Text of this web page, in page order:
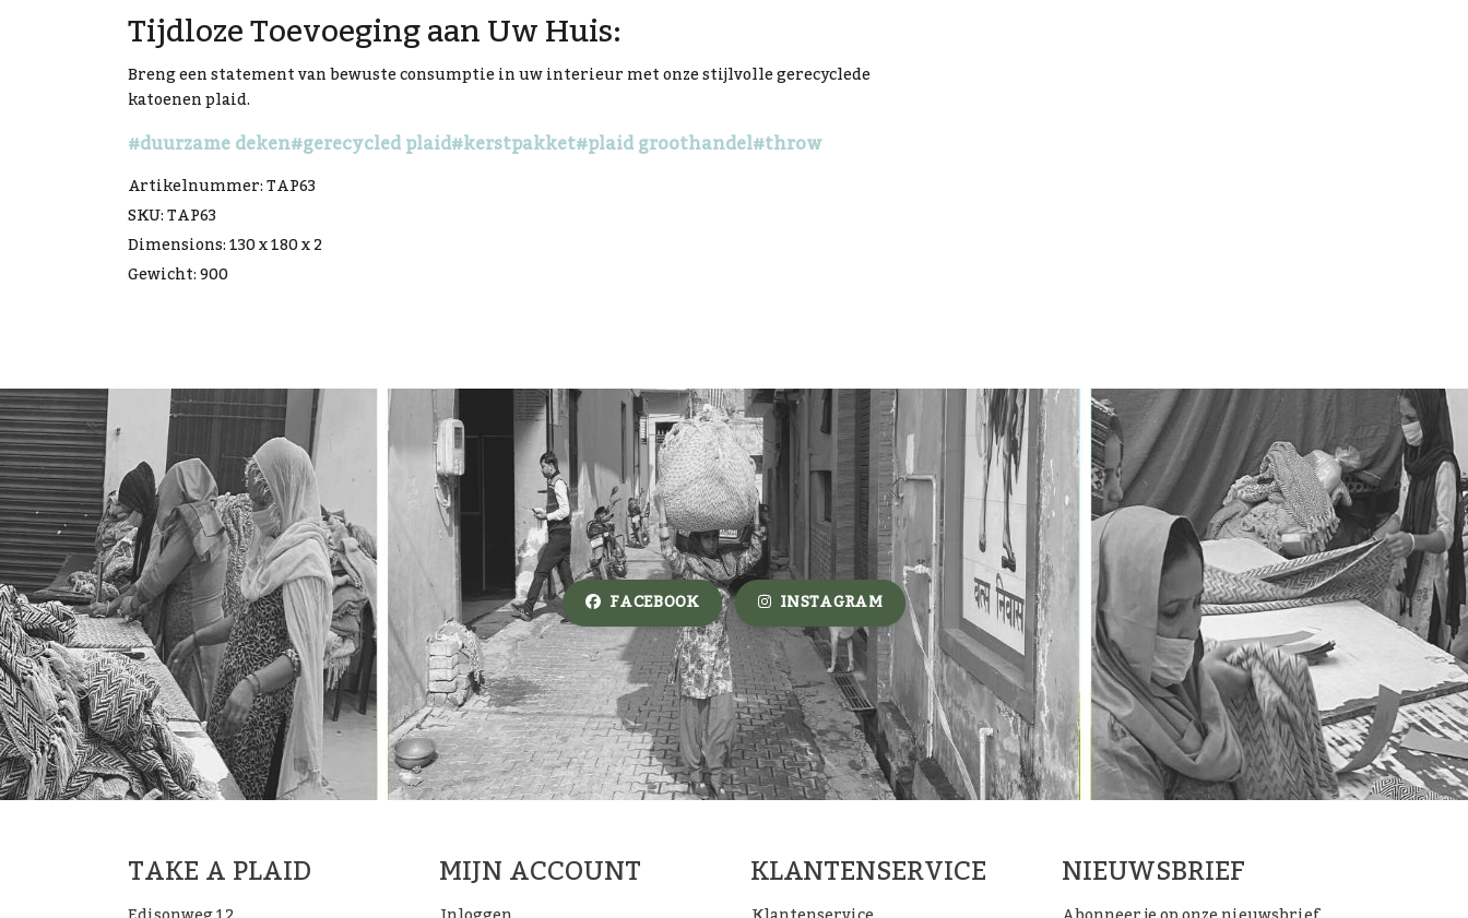
Tijdloze Toevoeging aan Uw Huis:
Breng een statement van bewuste consumptie in uw interieur met onze stijlvolle gerecyclede
katoenen plaid.
#duurzame deken#gerecycled plaid#kerstpakket#plaid groothandel#throw
Artikelnummer: TAP63
SKU: TAP63
Dimensions: 130 x 180 x 2
Gewicht: 900
FACEBOOK INSTAGRAM
TAKE A PLAID MIJN ACCOUNT KLANTENSERVICE NIEUWSBRIEF